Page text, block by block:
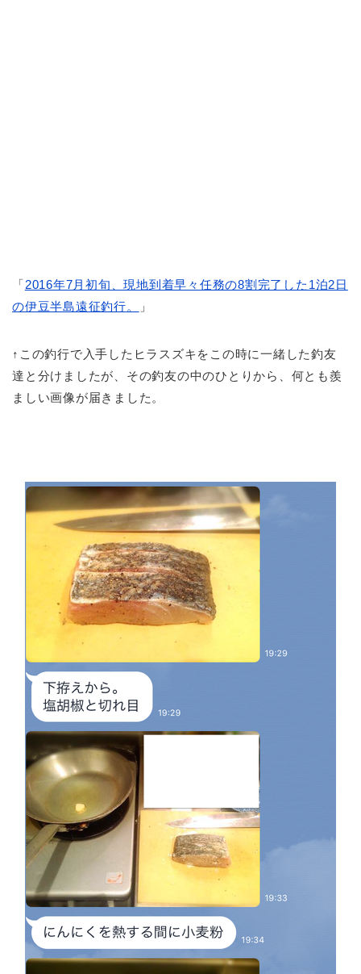
「2016年7月初旬、現地到着早々任務の8割完了した1泊2日
の伊豆半島遠征釣行。
」
↑この釣行で入手したヒラスズキをこの時に一緒した釣友
達と分けましたが、その釣友の中のひとりから、何とも羨
ましい画像が届きました。